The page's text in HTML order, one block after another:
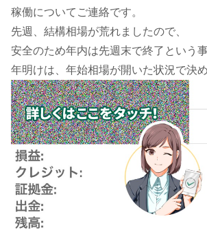
稼働についてご連絡です。
先週、結構相場が荒れましたので、
安全のため年内は先週末で終了という
年明けは、年始相場が開いた状況で決め